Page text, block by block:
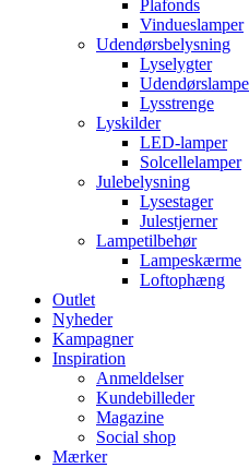
Plafonds
Vindueslamper
Udendørsbelysning
Lyselygter
Lysstrenge
Lyskilder
LED-lamper
Solcellelamper
Julebelysning
Lysestager
Julestjerner
Lampetilbehør
Lampeskærme
Loftophæng
Outlet
Nyheder
Kampagner
Inspiration
Anmeldelser
Kundebilleder
Magazine
Social shop
Mærker